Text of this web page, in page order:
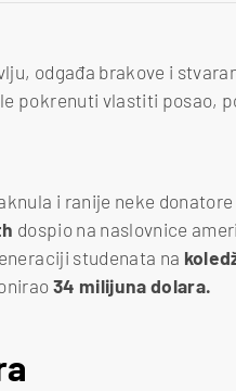
odgađa brakove i
pokrenuti vlastiti posao,
i ranije neke
dospio na naslovnice
studenata na
34 milijuna dolara.